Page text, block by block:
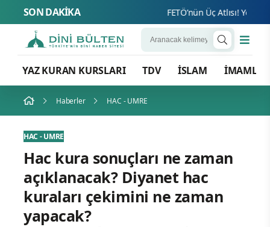
SON DAKİKA FETÖ’nün Üç Atlısı! Yeni
YAZ KURAN KURSLARI TDV İSLAM İMAMLAR
Haberler HAC - UMRE
HAC - UMRE
Hac kura sonuçları ne zaman
açıklanacak? Diyanet hac
kuraları çekimini ne zaman
yapacak?